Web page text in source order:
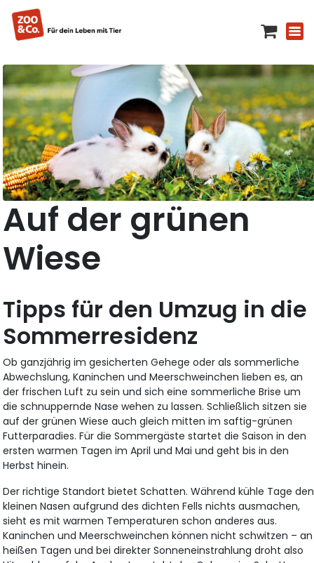
Auf der grünen
Wiese
Tipps für den Umzug in die
Sommerresidenz
Ob ganzjährig im gesicherten Gehege oder als sommerliche
Abwechslung, Kaninchen und Meerschweinchen lieben es, an
der frischen Luft zu sein und sich eine sommerliche Brise um
die schnuppernde Nase wehen zu lassen. Schließlich sitzen sie
auf der grünen Wiese auch gleich mitten im saftig-grünen
Futterparadies. Für die Sommergäste startet die Saison in den
ersten warmen Tagen im April und Mai und geht bis in den
Herbst hinein.
Der richtige Standort bietet Schatten. Während kühle Tage den
kleinen Nasen aufgrund des dichten Fells nichts ausmachen,
sieht es mit warmen Temperaturen schon anderes aus.
Kaninchen und Meerschweinchen können nicht schwitzen – an
heißen Tagen und bei direkter Sonneneinstrahlung droht also